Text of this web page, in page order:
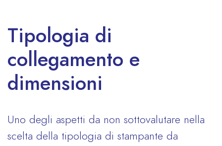
Tipologia di
collegamento e
dimensioni
Uno degli aspetti da non sottovalutare nella
scelta della tipologia di stampante da